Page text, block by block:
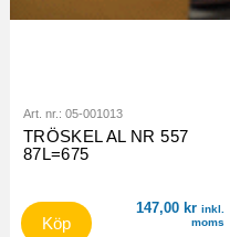
Art. nr.: 05-001013
TRÖSKEL AL NR 557
87L=675
147,00 kr inkl.
moms
Köp